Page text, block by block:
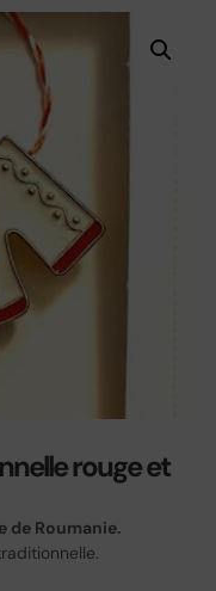
rouge et
Roumanie.